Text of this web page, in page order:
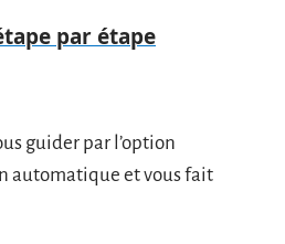
par étape
guider par l’option
automatique et vous fait